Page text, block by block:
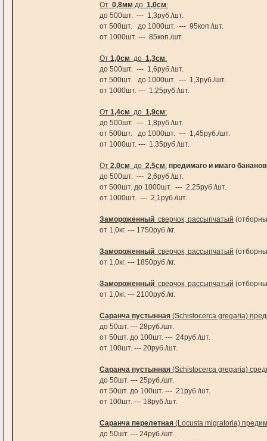
От 0,8мм до 1,0см:
до 500шт. --- 1,3руб./шт.
от 500шт. до 1000шт. --- 95коп./шт.
от 1000шт. --- 85коп./шт.
От 1,0см до 1,3см:
до 500шт. --- 1,6руб./шт.
от 500шт. до 1000шт. --- 1,3руб./шт.
от 1000шт. --- 1,25руб./шт.
От 1,4см до 1,9см:
до 500шт. --- 1,8руб./шт.
от 500шт. до 1000шт. --- 1,45руб./шт.
от 1000шт. --- 1,35руб./шт.
От 2,0см до 2,5см: предимаго и имаго
до 500шт. --- 2,6руб./шт.
от 500шт. до 1000шт. --- 2,25руб./шт.
от 1000шт. --- 2,1руб./шт.
Замороженный сверчок, рассыпчатый
от 1,0кг. --- 1750руб./кг.
Замороженный сверчок, рассыпчатый
от 1,0кг. --- 1850руб./кг.
Замороженный сверчок, рассыпчатый
от 1,0кг. --- 2100руб./кг.
Саранча пустынная (Schistocerca gregaria)
до 50шт. --- 28руб./шт.
от 50шт. до 100шт. --- 24руб./шт.
от 100шт. --- 20руб./шт.
Саранча пустынная (Schistocerca gregaria)
до 50шт. --- 25руб./шт.
от 50шт. до 100шт. --- 21руб./шт.
от 100шт. --- 18руб./шт.
Саранча перелетная (Locusta migratoria)
до 50шт. --- 24руб./шт.